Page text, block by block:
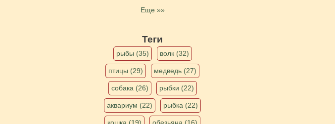
Еще »»
Теги
рыбы (35) волк (32)
птицы (29) медведь (27)
собака (26) рыбки (22)
аквариум (22) рыбка (22)
кошка (19) обезьяна (16)